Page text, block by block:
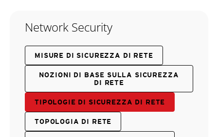
Network Security
MISURE DI SICUREZZA DI RETE
NOZIONI DI BASE SULLA SICUREZZA
DI RETE
TIPOLOGIE DI SICUREZZA DI RETE
TOPOLOGIA DI RETE